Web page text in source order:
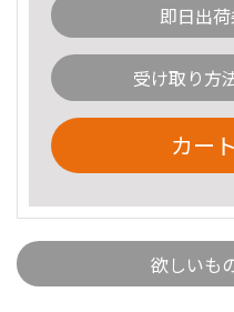
即日出
受け取り方
カー
欲しいも